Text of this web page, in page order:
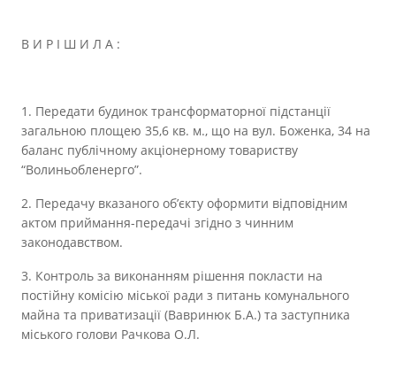
В И Р І Ш И Л А :
1. Передати будинок трансформаторної підстанції
загальною площею 35,6 кв. м., що на вул. Боженка, 34 на
баланс публічному акціонерному товариству
“Волиньобленерго”.
2. Передачу вказаного об’єкту оформити відповідним
актом приймання-передачі згідно з чинним
законодавством.
3. Контроль за виконанням рішення покласти на
постійну комісію міської ради з питань комунального
майна та приватизації (Вавринюк Б.А.) та заступника
міського голови Рачкова О.Л.